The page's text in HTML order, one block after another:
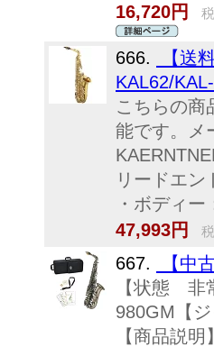
16,720円
666.
【送
KAL62/
こちらの商
能です。メ
リードエン
・ボディ
47,993円
667.
【中
【状態 非
980GM【
【商品説